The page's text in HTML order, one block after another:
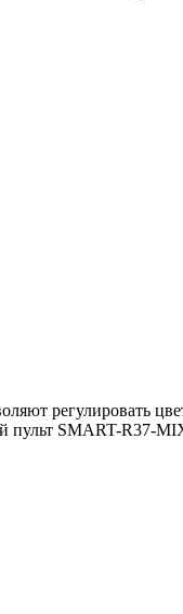
регулировать
SMART-R37-